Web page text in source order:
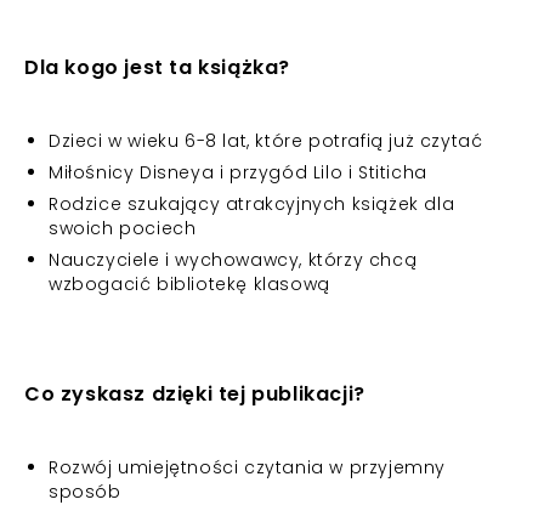
Dla kogo jest ta książka?
Dzieci w wieku 6-8 lat, które potrafią już czytać
Miłośnicy Disneya i przygód Lilo i Stiticha
Rodzice szukający atrakcyjnych książek dla
swoich pociech
Nauczyciele i wychowawcy, którzy chcą
wzbogacić bibliotekę klasową
Co zyskasz dzięki tej publikacji?
Rozwój umiejętności czytania w przyjemny
sposób